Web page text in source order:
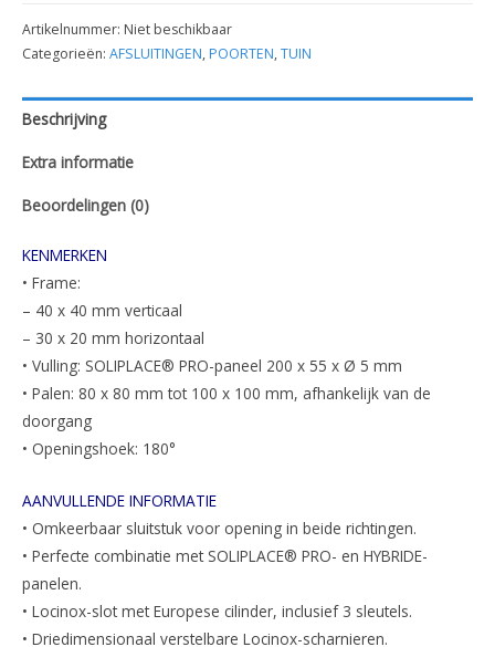
Artikelnummer: Niet beschikbaar
Categorieën: AFSLUITINGEN,POORTEN,TUIN
Beschrijving
Extra informatie
Beoordelingen (0)
KENMERKEN
• Frame:
– 40 x 40 mm verticaal
– 30 x 20 mm horizontaal
• Vulling: SOLIPLACE® PRO-paneel 200 x 55 x Ø 5 mm
• Palen: 80 x 80 mm tot 100 x 100 mm, afhankelijk van de
doorgang
• Openingshoek: 180°
AANVULLENDE INFORMATIE
• Omkeerbaar sluitstuk voor opening in beide richtingen.
• Perfecte combinatie met SOLIPLACE® PRO- en HYBRIDE-
panelen.
• Locinox-slot met Europese cilinder, inclusief 3 sleutels.
• Driedimensionaal verstelbare Locinox-scharnieren.